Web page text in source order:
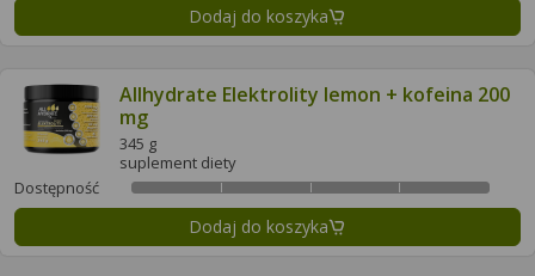
Dodaj do koszyka
Allhydrate Elektrolity lemon + kofeina 200
mg
345 g
suplement diety
Dostępność
Dodaj do koszyka